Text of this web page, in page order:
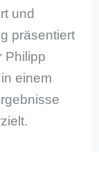
und
präsentiert
Philipp
einem